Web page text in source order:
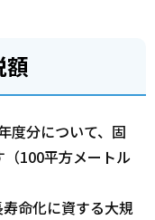
額
度分について、固
100平方メートル
命化に資する大規